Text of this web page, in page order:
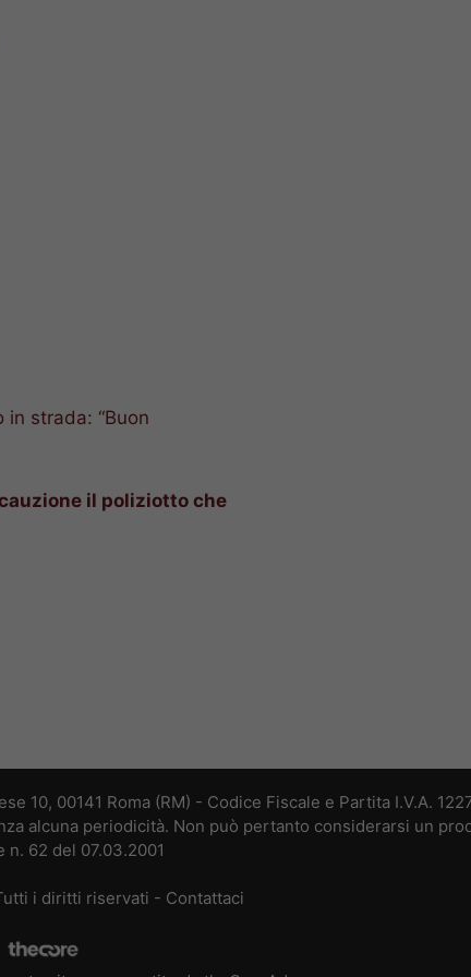
in strada: “Buon
il poliziotto che
10, 00141 Roma (RM) - Codice Fiscale e Partita I.V.A.
alcuna periodicità. Non può pertanto considerarsi un
n. 62 del 07.03.2001
i diritti riservati - Contattaci